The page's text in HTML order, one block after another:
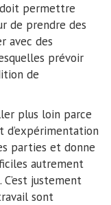
doit permettre
de prendre des
avec des
prévoir
de
plus loin parce
d’expérimentation
parties et donne
autrement
justement
sont